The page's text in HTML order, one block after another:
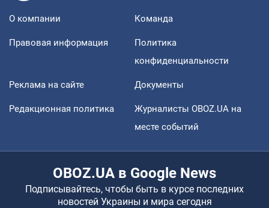
О компании Команда
Правовая информация
Политика
конфиденциальности
Реклама на сайте Документы
Редакционная политика
Журналисты OBOZ.UA на
месте событий
OBOZ.UA в Google News
Подписывайтесь, чтобы быть в курсе последних
новостей Украины и мира сегодня